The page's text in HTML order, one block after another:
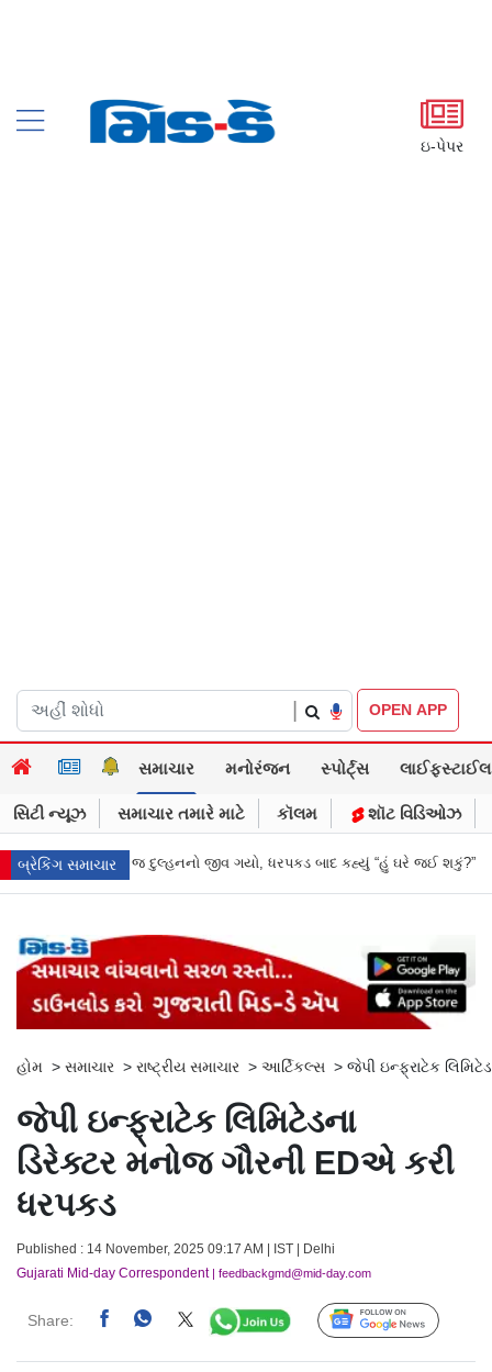
ઇ-પેપર
OPEN APP
સમાચાર મનોરંજન સ્પોર્ટ્સ લાઈફસ્ટાઈલ
સિટી ન્યૂઝ સમાચાર તમારે માટે કૉલમ શૉટ વિડિઓઝ
બ્રેકિંગ સમાચાર
બાદ કહ્યું “હું ઘરે જઈ શકું?” ‘હું બાબા બાગેશ્વર નથી...’: IIT દિલ્હીમાં
હોમ > સમાચાર > રાષ્ટ્રીય સમાચાર > આર્ટિકલ્સ > જેપી ઇન્ફ્રાટેક
જેપી ઇન્ફ્રાટેક લિમિટેડના
ડિરેક્ટર મનોજ ગૌરની EDએ કરી
ધરપકડ
Published : 14 November, 2025 09:17 AM | IST | Delhi
Gujarati Mid-day Correspondent| feedbackgmd@mid-day.com
Share: Follow Us